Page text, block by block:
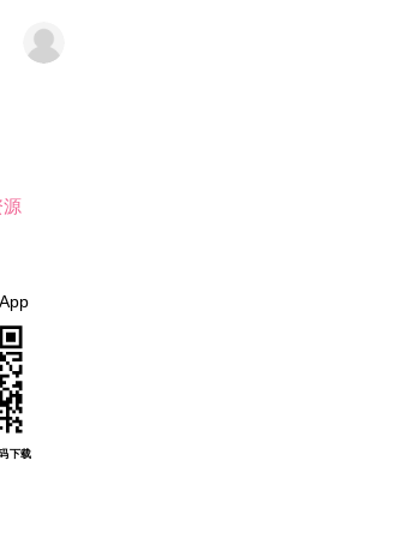
源
下载